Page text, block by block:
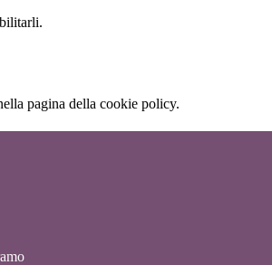
pagina della cookie policy.